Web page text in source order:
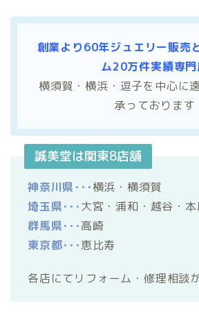
創業より60年ジュエリー販売
ム20万件実績専門
横須賀・横浜・逗子を中心に
承っております
誠美堂は関東8店舗
神奈川県･･･横浜・横須賀
埼玉県･･･大宮・浦和・越谷・本
群馬県･･･高崎
東京都･･･恵比寿
各店にてリフォーム・修理相談